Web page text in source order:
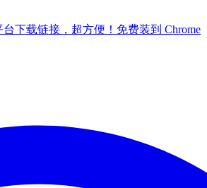
下载链接，超方便！ 免费装到 Chrome